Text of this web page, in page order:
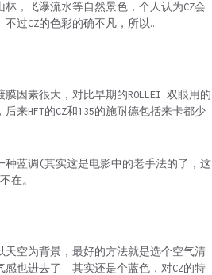
，飞瀑流水等自然景色，个人认为CZ会
过CZ的色彩的确不凡，所以…
因素很大，对比早期的ROLLEI 双眼用的
来HFT的CZ和135的施耐德包括来卡都少
种蓝调(其实这是电影中的老手法的了，这
在。
天空为背景，最好的方法就是选个空气清
也进去了. 其实还是个蓝色，对CZ的特